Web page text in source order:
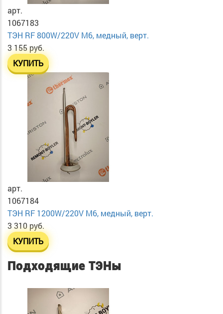
арт.
1067183
ТЭН RF 800W/220V М6, медный, верт.
3 155 руб.
КУПИТЬ
арт.
1067184
ТЭН RF 1200W/220V М6, медный, верт.
3 310 руб.
КУПИТЬ
Подходящие ТЭНы